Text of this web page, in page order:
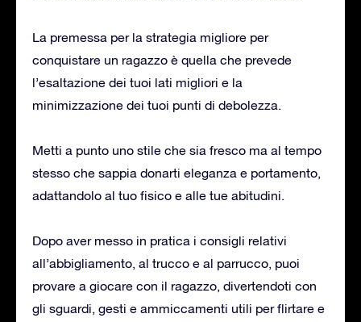
La premessa per la strategia migliore per
conquistare un ragazzo è quella che prevede
l’esaltazione dei tuoi lati migliori e la
minimizzazione dei tuoi punti di debolezza.
Metti a punto uno stile che sia fresco ma al tempo
stesso che sappia donarti eleganza e portamento,
adattandolo al tuo fisico e alle tue abitudini.
Dopo aver messo in pratica i consigli relativi
all’abbigliamento, al trucco e al parrucco, puoi
provare a giocare con il ragazzo, divertendoti con
gli sguardi, gesti e ammiccamenti utili per flirtare e